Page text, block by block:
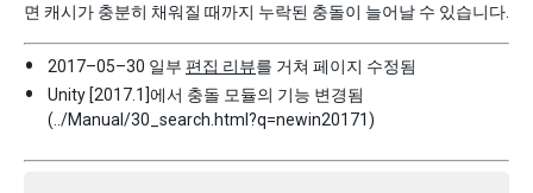
면 캐시가 충분히 채워질 때까지 누락된 충돌이 늘어날 수 있습니다.
2017–05–30 일부 편집 리뷰를 거쳐 페이지 수정됨
Unity [2017.1]에서 충돌 모듈의 기능 변경됨
(../Manual/30_search.html?q=newin20171)